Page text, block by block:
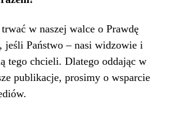
w naszej walce o Prawdę
jeśli Państwo – nasi widzowie i
tego chcieli. Dlatego oddając w
publikacje, prosimy o wsparcie